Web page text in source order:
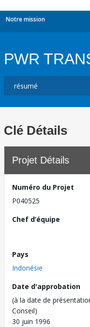
Notre mission
PWR
Clé Détails
Projet Détails
Numéro du Projet
P040525
Chef d’équipe
Pays
Indonésie
Date d'approbation
(à la date de
Conseil)
30 juin 1996